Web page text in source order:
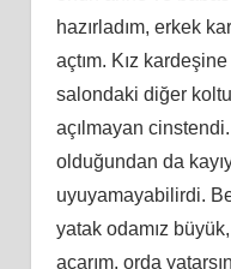
hazırladım, erkek
açtım. Kız kardeşine
salondaki diğer
açılmayan
olduğundan da kay
uyuyamayabilirdi.
yatak odamız
açarım, orda